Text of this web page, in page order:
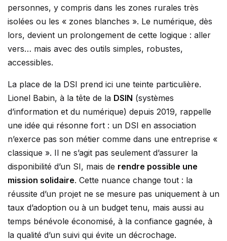
personnes, y compris dans les zones rurales très
isolées ou les « zones blanches ». Le numérique, dès
lors, devient un prolongement de cette logique : aller
vers… mais avec des outils simples, robustes,
accessibles.
La place de la DSI prend ici une teinte particulière.
Lionel Babin, à la tête de la DSIN (systèmes
d’information et du numérique) depuis 2019, rappelle
une idée qui résonne fort : un DSI en association
n’exerce pas son métier comme dans une entreprise «
classique ». Il ne s’agit pas seulement d’assurer la
disponibilité d’un SI, mais de rendre possible une
mission solidaire. Cette nuance change tout : la
réussite d’un projet ne se mesure pas uniquement à un
taux d’adoption ou à un budget tenu, mais aussi au
temps bénévole économisé, à la confiance gagnée, à
la qualité d’un suivi qui évite un décrochage.